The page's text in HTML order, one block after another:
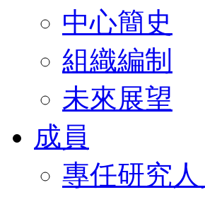
中心簡史
組織編制
未來展望
成員
專任研究人